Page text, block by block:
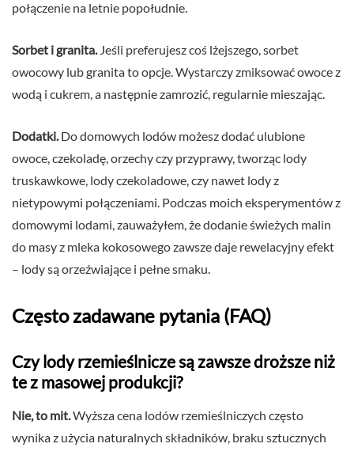
połączenie na letnie popołudnie.
Sorbet i granita.Jeśli preferujesz coś lżejszego, sorbet
owocowy lub granita to opcje. Wystarczy zmiksować owoce z
wodą i cukrem, a następnie zamrozić, regularnie mieszając.
Dodatki.Do domowych lodów możesz dodać ulubione
owoce, czekoladę, orzechy czy przyprawy, tworząc lody
truskawkowe, lody czekoladowe, czy nawet lody z
nietypowymi połączeniami. Podczas moich eksperymentów z
domowymi lodami, zauważyłem, że dodanie świeżych malin
do masy z mleka kokosowego zawsze daje rewelacyjny efekt
– lody są orzeźwiające i pełne smaku.
Często zadawane pytania (FAQ)
Czy lody rzemieślnicze są zawsze droższe niż
te z masowej produkcji?
Nie, to mit.Wyższa cena lodów rzemieślniczych często
wynika z użycia naturalnych składników, braku sztucznych